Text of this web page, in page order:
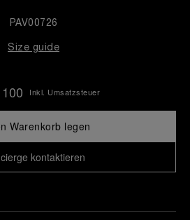
PAV00726
Size guide
Inkl. Umsatzsteuer
Warenkorb legen
kontaktieren